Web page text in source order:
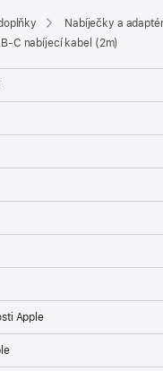
Nabíječky a
nabíjecí kabel (2m)
Apple